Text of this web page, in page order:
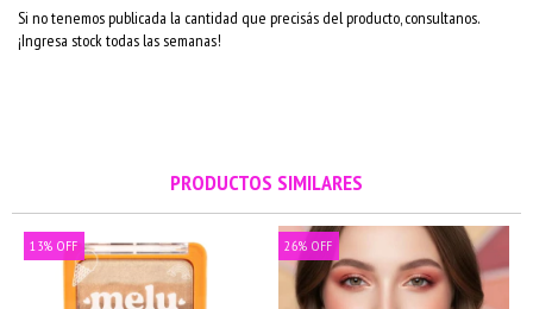
Si no tenemos publicada la cantidad que precisás del producto, consultanos.
¡Ingresa stock todas las semanas!
PRODUCTOS SIMILARES
13% OFF 26% OFF